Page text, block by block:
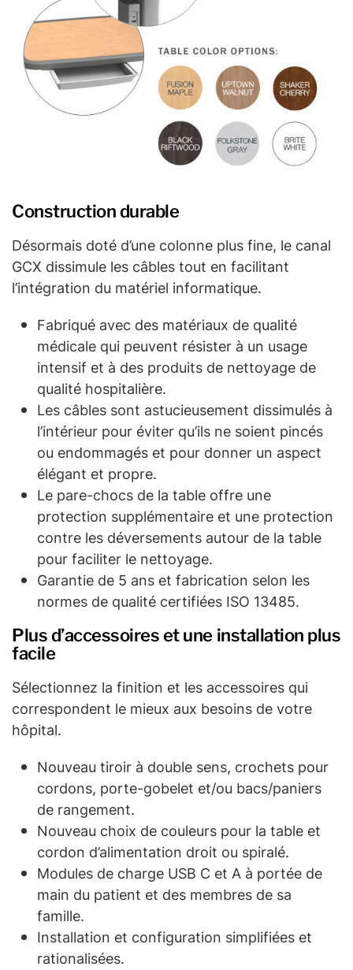
Construction durable
Désormais doté d’une colonne plus fine, le canal
GCX dissimule les câbles tout en facilitant
l’intégration du matériel informatique.
Fabriqué avec des matériaux de qualité
médicale qui peuvent résister à un usage
intensif et à des produits de nettoyage de
qualité hospitalière.
Les câbles sont astucieusement dissimulés à
l’intérieur pour éviter qu’ils ne soient pincés
ou endommagés et pour donner un aspect
élégant et propre.
Le pare-chocs de la table offre une
protection supplémentaire et une protection
contre les déversements autour de la table
pour faciliter le nettoyage.
Garantie de 5 ans et fabrication selon les
normes de qualité certifiées ISO 13485.
Plus d’accessoires et une installation plus
facile
Sélectionnez la finition et les accessoires qui
correspondent le mieux aux besoins de votre
hôpital.
Nouveau tiroir à double sens, crochets pour
cordons, porte-gobelet et/ou bacs/paniers
de rangement.
Nouveau choix de couleurs pour la table et
cordon d’alimentation droit ou spiralé.
Modules de charge USB C et A à portée de
main du patient et des membres de sa
famille.
Installation et configuration simplifiées et
rationalisées.